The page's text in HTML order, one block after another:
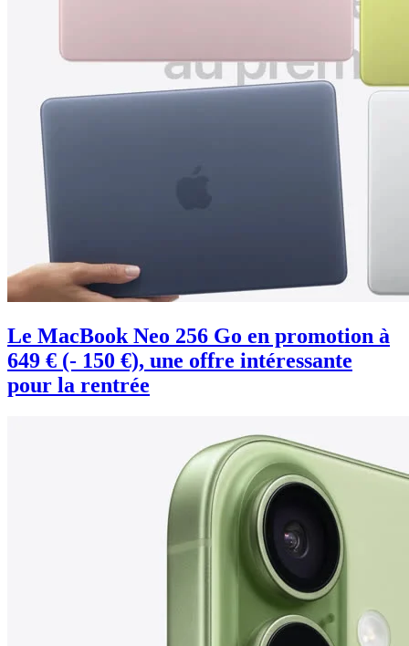
Le MacBook Neo 256 Go en promotion à
649 € (- 150 €), une offre intéressante
pour la rentrée